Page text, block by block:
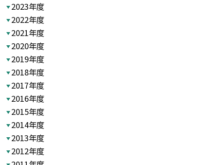
2023年度
2022年度
2021年度
2020年度
2019年度
2018年度
2017年度
2016年度
2015年度
2014年度
2013年度
2012年度